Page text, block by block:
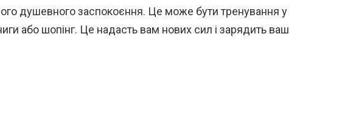
душевного заспокоєння. Це може бути тренування у
або шопінг. Це надасть вам нових сил і зарядить ваш